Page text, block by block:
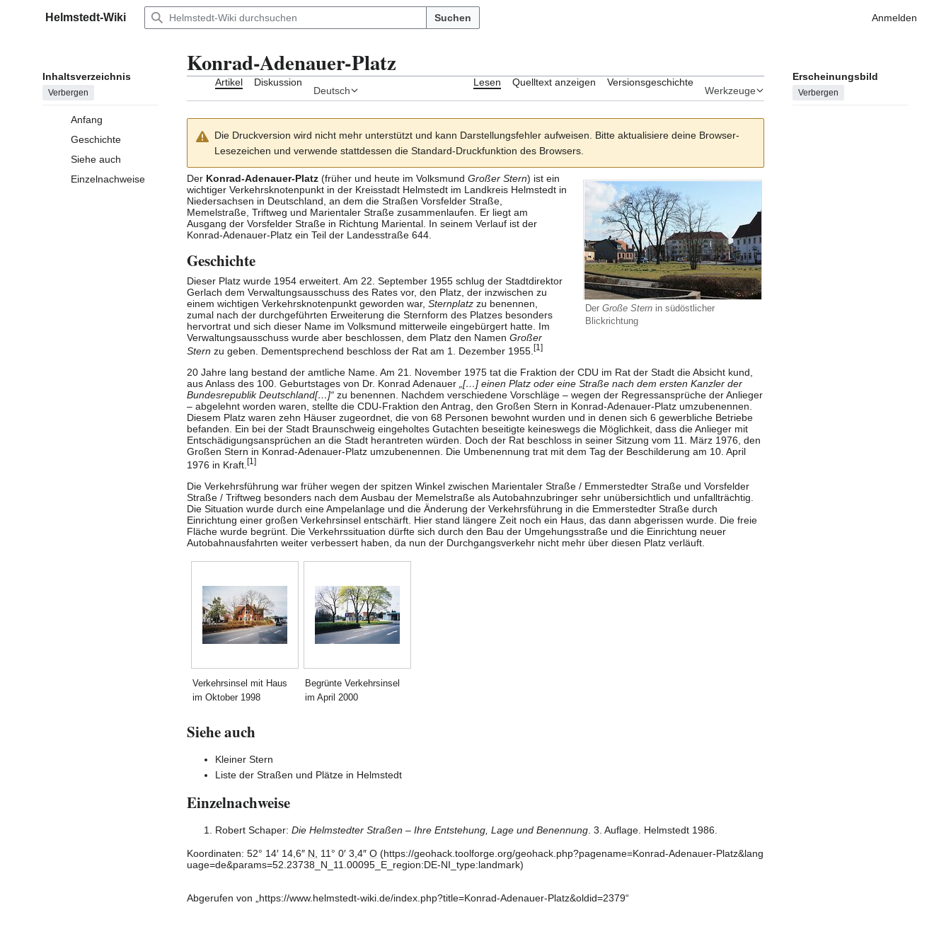
Hauptmenü
Helmstedt-Wiki Suchen Anmelden
Inhaltsverzeichnis
Verbergen
Anfang
Geschichte
Siehe auch
Einzelnachweise
Konrad-Adenauer-Platz
Artikel Diskussion
Deutsch
Lesen Quelltext anzeigen Versionsgeschichte
Werkzeuge
Erscheinungsbild
Verbergen
Die Druckversion wird nicht mehr unterstützt und kann Darstellungsfehler aufweisen. Bitte aktualisiere deine Browser-
Lesezeichen und verwende stattdessen die Standard-Druckfunktion des Browsers.
Der Große Stern in südöstlicher
Blickrichtung
Der Konrad-Adenauer-Platz (früher und heute im Volksmund Großer Stern) ist ein
wichtiger Verkehrsknotenpunkt in der Kreisstadt Helmstedt im Landkreis Helmstedt in
Niedersachsen in Deutschland, an dem die Straßen Vorsfelder Straße,
Memelstraße, Triftweg und Marientaler Straße zusammenlaufen. Er liegt am
Ausgang der Vorsfelder Straße in Richtung Mariental. In seinem Verlauf ist der
Konrad-Adenauer-Platz ein Teil der Landesstraße 644.
Geschichte
Dieser Platz wurde 1954 erweitert. Am 22. September 1955 schlug der Stadtdirektor
Gerlach dem Verwaltungsausschuss des Rates vor, den Platz, der inzwischen zu
einem wichtigen Verkehrsknotenpunkt geworden war, Sternplatz zu benennen,
zumal nach der durchgeführten Erweiterung die Sternform des Platzes besonders
hervortrat und sich dieser Name im Volksmund mitterweile eingebürgert hatte. Im
Verwaltungsausschuss wurde aber beschlossen, dem Platz den Namen Großer
Stern zu geben. Dementsprechend beschloss der Rat am 1. Dezember 1955. [1 ]
20 Jahre lang bestand der amtliche Name. Am 21. November 1975 tat die Fraktion der CDU im Rat der Stadt die Absicht kund,
aus Anlass des 100. Geburtstages von Dr. Konrad Adenauer „[…] einen Platz oder eine Straße nach dem ersten Kanzler der
Bundesrepublik Deutschland[…]“ zu benennen. Nachdem verschiedene Vorschläge – wegen der Regressansprüche der Anlieger
– abgelehnt worden waren, stellte die CDU-Fraktion den Antrag, den Großen Stern in Konrad-Adenauer-Platz umzubenennen.
Diesem Platz waren zehn Häuser zugeordnet, die von 68 Personen bewohnt wurden und in denen sich 6 gewerbliche Betriebe
befanden. Ein bei der Stadt Braunschweig eingeholtes Gutachten beseitigte keineswegs die Möglichkeit, dass die Anlieger mit
Entschädigungsansprüchen an die Stadt herantreten würden. Doch der Rat beschloss in seiner Sitzung vom 11. März 1976, den
Großen Stern in Konrad-Adenauer-Platz umzubenennen. Die Umbenennung trat mit dem Tag der Beschilderung am 10. April
1976 in Kraft. [1 ]
Die Verkehrsführung war früher wegen der spitzen Winkel zwischen Marientaler Straße / Emmerstedter Straße und Vorsfelder
Straße / Triftweg besonders nach dem Ausbau der Memelstraße als Autobahnzubringer sehr unübersichtlich und unfallträchtig.
Die Situation wurde durch eine Ampelanlage und die Änderung der Verkehrsführung in die Emmerstedter Straße durch
Einrichtung einer großen Verkehrsinsel entschärft. Hier stand längere Zeit noch ein Haus, das dann abgerissen wurde. Die freie
Fläche wurde begrünt. Die Verkehrssituation dürfte sich durch den Bau der Umgehungsstraße und die Einrichtung neuer
Autobahnausfahrten weiter verbessert haben, da nun der Durchgangsverkehr nicht mehr über diesen Platz verläuft.
Verkehrsinsel mit Haus
im Oktober 1998
Begrünte Verkehrsinsel
im April 2000
Siehe auch
Kleiner Stern
Liste der Straßen und Plätze in Helmstedt
Einzelnachweise
Robert Schaper: Die Helmstedter Straßen – Ihre Entstehung, Lage und Benennung . 3. Auflage. Helmstedt 1986.
Koordinaten: 52° 14′ 14,6″ N 11° 0′ 3,4″ O
Abgerufen von „ https://www.helmstedt-wiki.de/index.php?title=Konrad-Adenauer-Platz&oldid=2379“